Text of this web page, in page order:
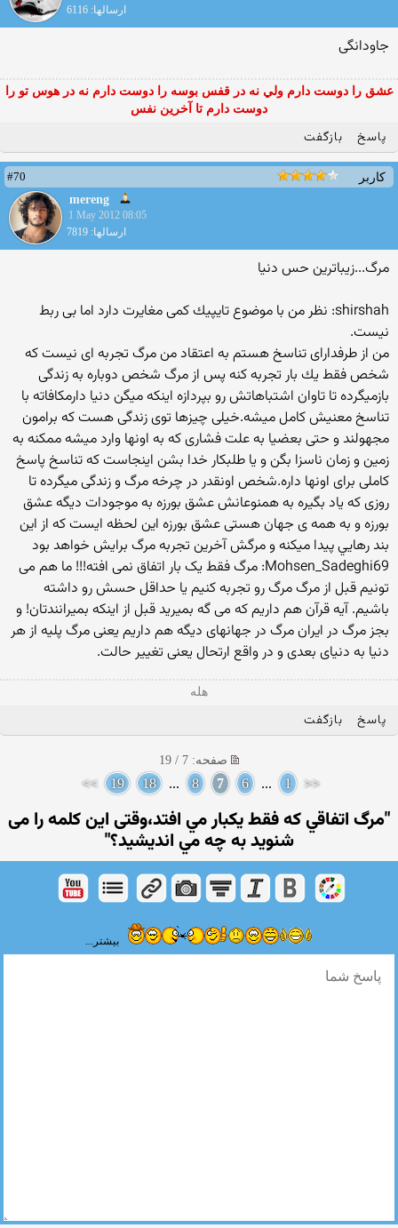
ارسالها: 6116
جاودانگی
عشق را دوست دارم ولي نه در قفس بوسه را دوست دارم نه در هوس تو را
دوست دارم تا آخرين نفس
پاسخ بازگفت
کاربر
#70
mereng
1 May 2012 08:05
ارسالها: 7819
مرگ...زیباترین حس دنیا
shirshah: نظر من با موضوع تايپيك كمى مغايرت دارد اما بى ربط
نيست.
من از طرفداراى تناسخ هستم به اعتقاد من مرگ تجربه اى نيست كه
شخص فقط يك بار تجربه كنه پس از مرگ شخص دوباره به زندگى
بازميگرده تا تاوان اشتباهاتش رو بپردازه اينكه ميگن دنيا دارمكافاته با
تناسخ معنيش كامل ميشه.خيلى چيزها توى زندگى هست كه برامون
مجهولند و حتى بعضيا به علت فشارى كه به اونها وارد ميشه ممكنه به
زمين و زمان ناسزا بگن و يا طلبكار خدا بشن اينجاست كه تناسخ پاسخ
كاملى براى اونها داره.شخص اونقدر در چرخه مرگ و زندگى ميگرده تا
روزى كه ياد بگيره به همنوعانش عشق بورزه به موجودات ديگه عشق
بورزه و به همه ى جهان هستى عشق بورزه اين لحظه ايست كه از اين
بند رهايي پيدا ميكنه و مرگش آخرين تجربه مرگ برايش خواهد بود
Mohsen_Sadeghi69: مرگ فقط یک بار اتفاق نمی افته!!! ما هم می
تونیم قبل از مرگ مرگ رو تجربه کنیم یا حداقل حسش رو داشته
باشیم. آیه قرآن هم داریم که می گه بمیرید قبل از اینکه بمیرانندتان! و
بجز مرگ در ایران مرگ در جهانهای دیگه هم داریم یعنی مرگ پلیه از هر
دنیا به دنیای بعدی و در واقع ارتحال یعنی تغییر حالت.
هله
پاسخ بازگفت
صفحه: 7 / 19
<<
1
...
6
7
8
...
18
19
>>
"مرگ اتفاقي كه فقط يكبار مي افتد،وقتی اين كلمه را می
شنوید به چه مي انديشيد؟"
بیشتر...